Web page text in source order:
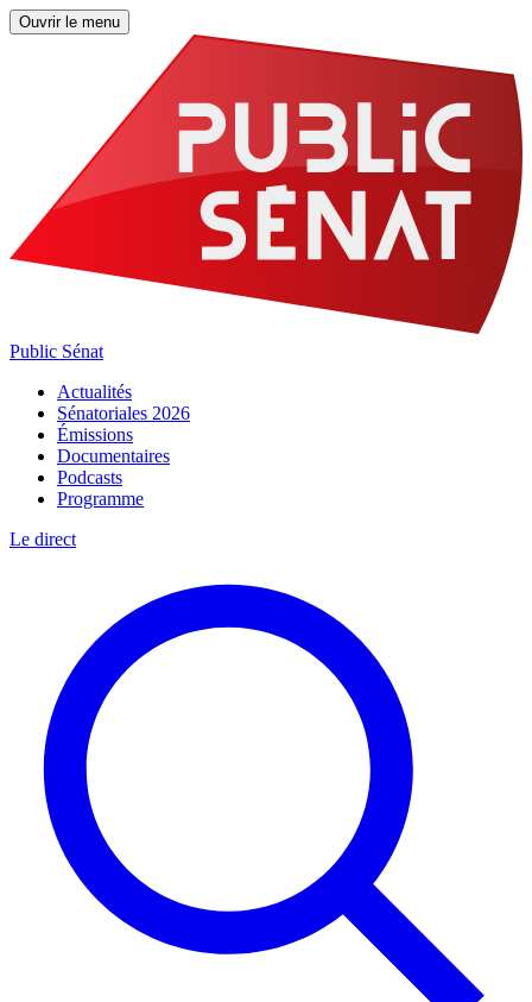
Ouvrir le menu
Public Sénat
Actualités
Sénatoriales 2026
Émissions
Documentaires
Podcasts
Programme
Le direct